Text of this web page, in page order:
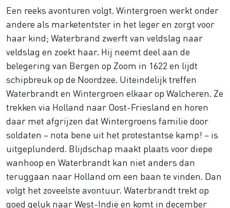
Een reeks avonturen volgt. Wintergroen werkt onder
andere als marketentster in het leger en zorgt voor
haar kind; Waterbrand zwerft van veldslag naar
veldslag en zoekt haar. Hij neemt deel aan de
belegering van Bergen op Zoom in 1622 en lijdt
schipbreuk op de Noordzee. Uiteindelijk treffen
Waterbrandt en Wintergroen elkaar op Walcheren. Ze
trekken via Holland naar Oost-Friesland en horen
daar met afgrijzen dat Wintergroens familie door
soldaten – nota bene uit het protestantse kamp! – is
uitgeplunderd. Blijdschap maakt plaats voor diepe
wanhoop en Waterbrandt kan niet anders dan
teruggaan naar Holland om een baan te vinden. Dan
volgt het zoveelste avontuur. Waterbrandt trekt op
goed geluk naar West-Indië en komt in december